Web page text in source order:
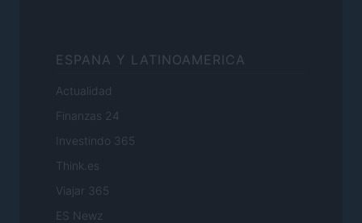
ESPANA Y LATINOAMERICA
Actualidad
Finanzas 24
Investindo 365
Think.es
Viajar 365
ES Newz